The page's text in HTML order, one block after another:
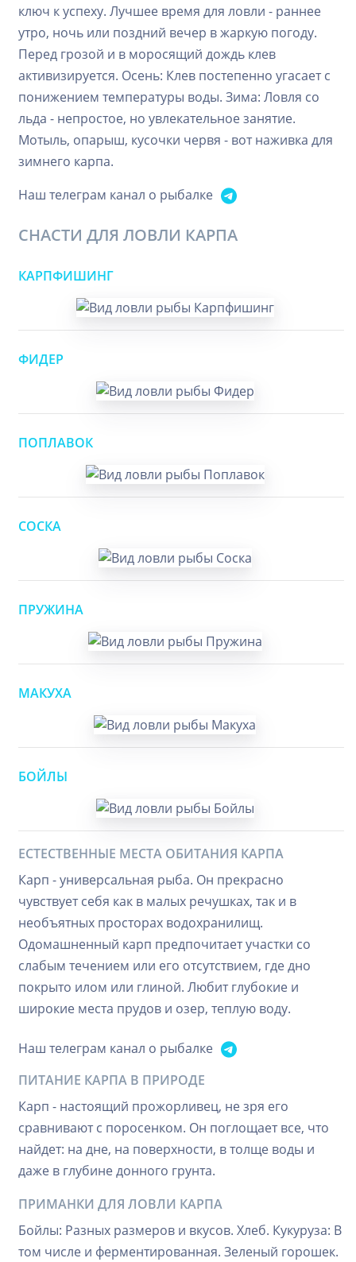
ключ к успеху. Лучшее время для ловли - раннее
утро, ночь или поздний вечер в жаркую погоду.
Перед грозой и в моросящий дождь клев
активизируется. Осень: Клев постепенно угасает с
понижением температуры воды. Зима: Ловля со
льда - непростое, но увлекательное занятие.
Мотыль, опарыш, кусочки червя - вот наживка для
зимнего карпа.
Наш телеграм канал о рыбалке
СНАСТИ ДЛЯ ЛОВЛИ КАРПА
КАРПФИШИНГ
ФИДЕР
ПОПЛАВОК
СОСКА
ПРУЖИНА
МАКУХА
БОЙЛЫ
ЕСТЕСТВЕННЫЕ МЕСТА ОБИТАНИЯ КАРПА
Карп - универсальная рыба. Он прекрасно
чувствует себя как в малых речушках, так и в
необъятных просторах водохранилищ.
Одомашненный карп предпочитает участки со
слабым течением или его отсутствием, где дно
покрыто илом или глиной. Любит глубокие и
широкие места прудов и озер, теплую воду.
Наш телеграм канал о рыбалке
ПИТАНИЕ КАРПА В ПРИРОДЕ
Карп - настоящий прожорливец, не зря его
сравнивают с поросенком. Он поглощает все, что
найдет: на дне, на поверхности, в толще воды и
даже в глубине донного грунта.
ПРИМАНКИ ДЛЯ ЛОВЛИ КАРПА
Бойлы: Разных размеров и вкусов. Хлеб. Кукуруза: В
том числе и ферментированная. Зеленый горошек.